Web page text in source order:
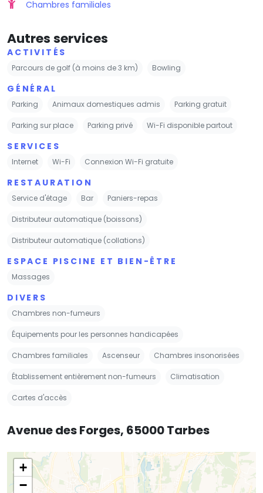
Chambres familiales
Autres services
ACTIVITÉS
Parcours de golf (à moins de 3 km) Bowling
GÉNÉRAL
Parking Animaux domestiques admis Parking gratuit
Parking sur place Parking privé Wi-Fi disponible partout
SERVICES
Internet Wi-Fi Connexion Wi-Fi gratuite
RESTAURATION
Service d'étage Bar Paniers-repas
Distributeur automatique (boissons)
Distributeur automatique (collations)
ESPACE PISCINE ET BIEN-ÊTRE
Massages
DIVERS
Chambres non-fumeurs
Équipements pour les personnes handicapées
Chambres familiales Ascenseur Chambres insonorisées
Établissement entièrement non-fumeurs Climatisation
Cartes d'accès
Avenue des Forges, 65000 Tarbes
+
−